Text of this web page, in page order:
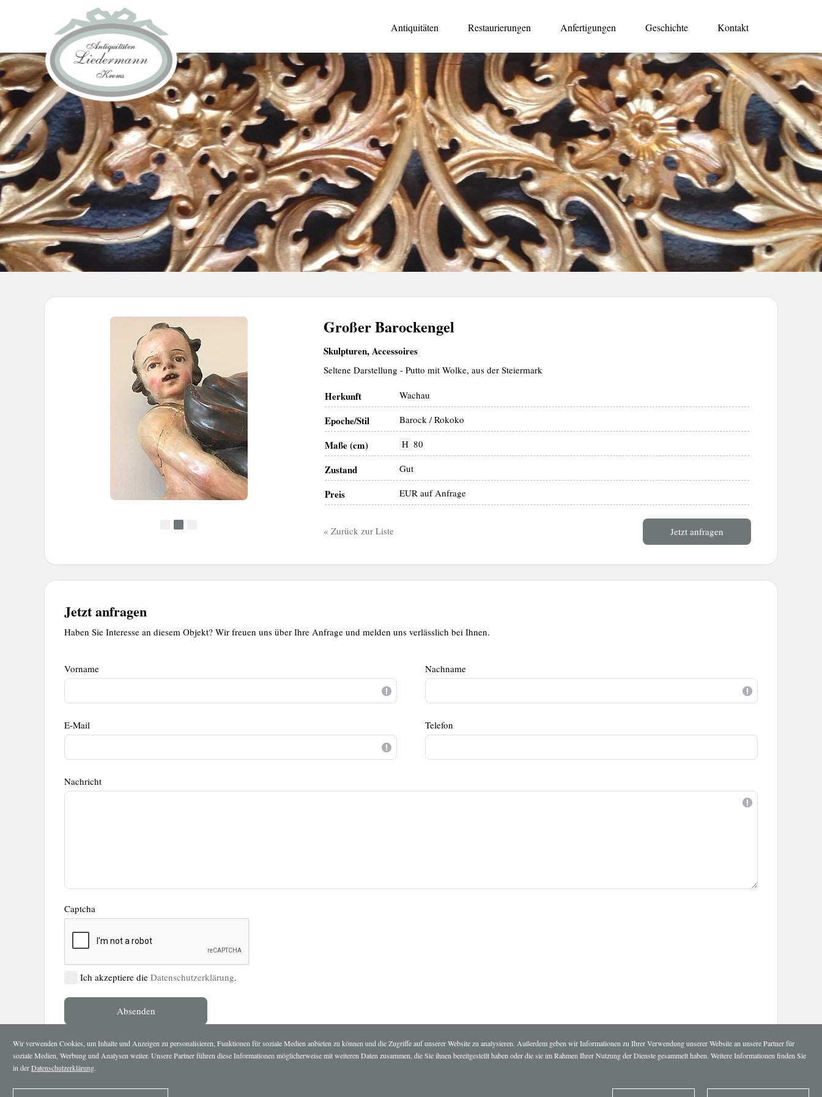
Antiquitäten Restaurierungen Anfertigungen Geschichte Kontakt
Großer Barockengel
Skulpturen, Accessoires
Seltene Darstellung - Putto mit Wolke, aus der Steiermark
Herkunft Wachau
Epoche/Stil Barock / Rokoko
Maße (cm) H 80
Zustand Gut
Preis EUR auf Anfrage
« Zurück zur Liste Jetzt anfragen
Jetzt anfragen
Haben Sie Interesse an diesem Objekt? Wir freuen uns über Ihre Anfrage und melden uns verlässlich bei Ihnen.
Kontaktformular
Kontaktformular
Vorname Nachname
E-Mail Telefon
Nachricht
Captcha
Ich akzeptiere die Datenschutzerklärung.
Wir verwenden Cookies, um Inhalte und Anzeigen zu personalisieren, Funktionen für soziale Medien anbieten zu können und die Zugriffe auf unserer Website zu analysieren. Außerdem geben wir Informationen zu Ihrer Verwendung unserer Website an unsere Partner für
soziale Medien, Werbung und Analysen weiter. Unsere Partner führen diese Informationen möglicherweise mit weiteren Daten zusammen, die Sie ihnen bereitgestellt haben oder die sie im Rahmen Ihrer Nutzung der Dienste gesammelt haben. Weitere Informationen finden Sie
in derDatenschutzerklärung.